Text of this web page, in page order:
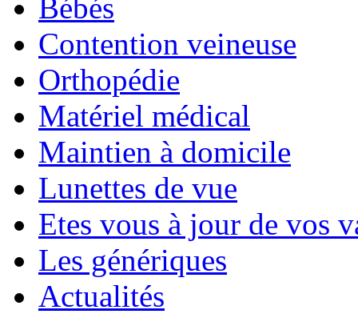
Bébés
Contention veineuse
Orthopédie
Matériel médical
Maintien à domicile
Lunettes de vue
Etes vous à jour de vos
Les génériques
Actualités